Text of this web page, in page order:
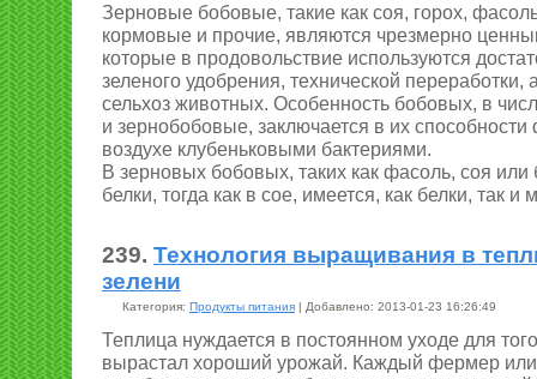
Зерновые бобовые, такие как соя, горох,
кормовые и прочие, являются чрезмерно
которые в продовольствие используются
зеленого удобрения, технической переработки,
сельхоз животных. Особенность бобовых, в
и зернобобовые, заключается в их способности
воздухе клубеньковыми бактериями.
В зерновых бобовых, таких как фасоль, соя
белки, тогда как в сое, имеется, как белки, так и
239. Технология выращивания в
зелени
Категория: Продукты питания | Добавлено: 2013-01-23 16:26:49
Теплица нуждается в постоянном уходе для
вырастал хороший урожай. Каждый фермер